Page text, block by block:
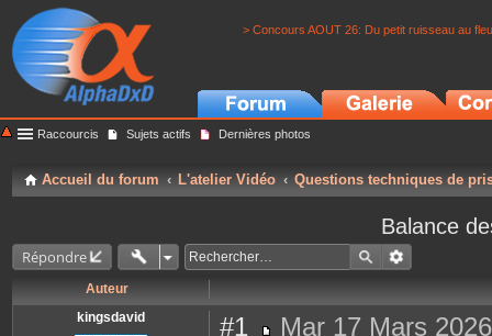
> Concours AOUT 26: Du petit ruisseau au
Raccourcis Sujets actifs Dernières photos
Accueil du forum L'atelier Vidéo Questions techniques de
Balance
Répondre
Auteur
kingsdavid
#1 Mar 17 Mars